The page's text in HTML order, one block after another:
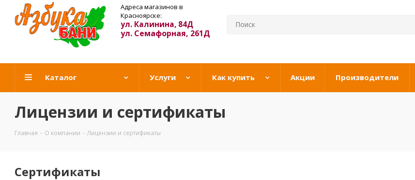
Адреса магазинов в
Красноярске:
ул. Калинина, 84Д
ул. Семафорная, 261Д
Каталог Услуги Как купить Акции Производители
Лицензии и сертификаты
Главная - О компании - Лицензии и сертификаты
Сертификаты